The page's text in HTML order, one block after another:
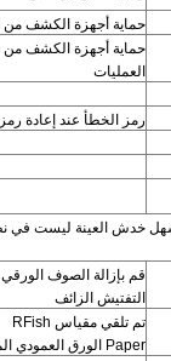
حماية أجهزة الكشف من
حماية أجهزة الكشف من
العمليات
رمز الخطأ عند إعادة رمز
خدش العينة ليست في
قم بإزالة الصوف
التفتيش الزائف
تم تلقي مقياس RFish
Paper الورق العمودي المستلم